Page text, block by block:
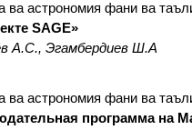
ва астрономия фани ва
SAGE»
А.С., Эгамбердиев Ш.А
ва астрономия фани ва
программа на